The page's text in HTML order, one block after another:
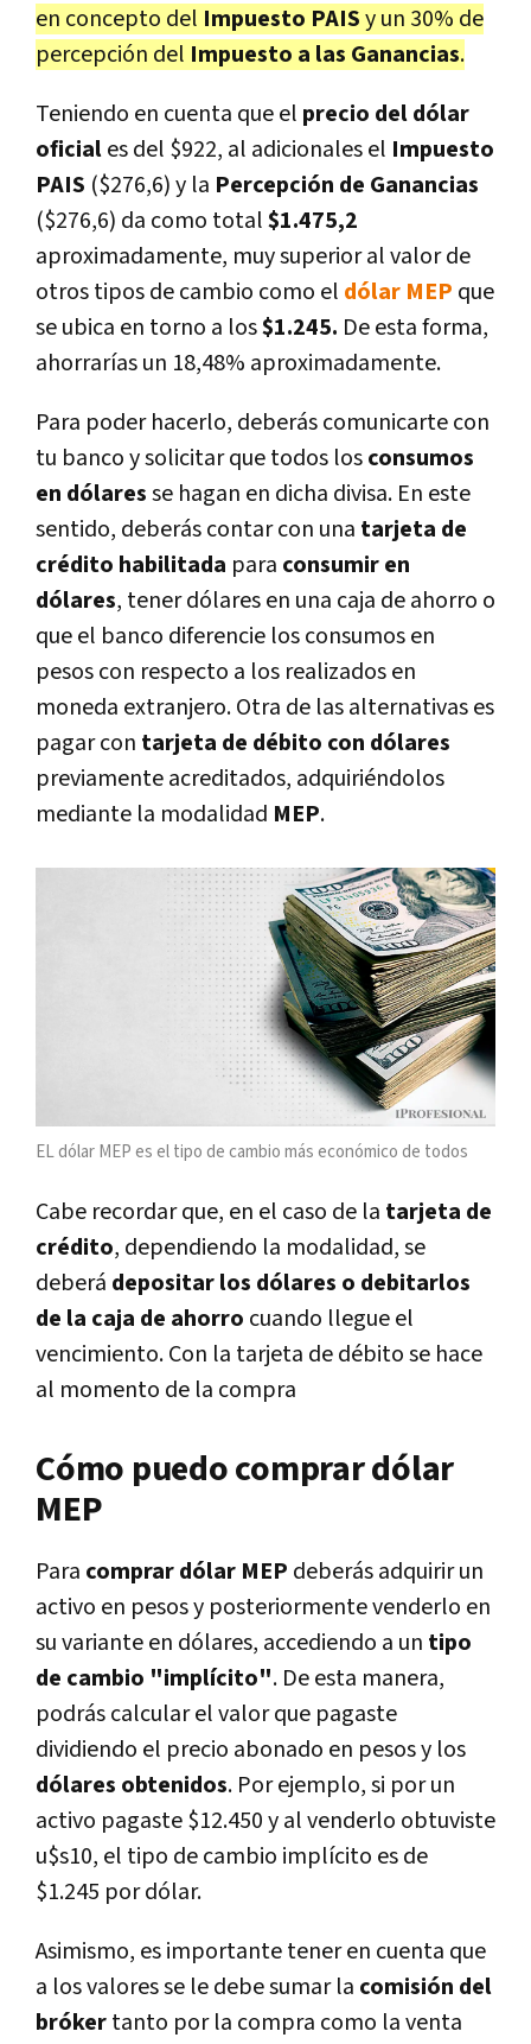
en concepto del Impuesto PAISy un 30% de
percepción del Impuesto a las Ganancias.
Teniendo en cuenta que el precio del dólar
oficiales del $922, al adicionales el Impuesto
PAIS ($276,6) y la Percepción de Ganancias
($276,6) da como total$1.475,2
aproximadamente, muy superior al valor de
otros tipos de cambio como el dólar MEP que
se ubica en torno a los$1.245. De esta forma,
ahorrarías un 18,48% aproximadamente.
Para poder hacerlo, deberás comunicarte con
tu banco y solicitar que todos losconsumos
en dólaresse hagan en dicha divisa. En este
sentido, deberás contar con una tarjeta de
crédito habilitada para consumir en
dólares, tener dólares en una caja de ahorro o
que el banco diferencie los consumos en
pesos con respecto a los realizados en
moneda extranjero. Otra de las alternativas es
pagar con tarjeta de débito con dólares
previamente acreditados, adquiriéndolos
mediante la modalidad MEP.
EL dólar MEP es el tipo de cambio más económico de todos
Cabe recordar que, en el caso de la tarjeta de
crédito, dependiendo la modalidad, se
deberá depositar los dólares o debitarlos
de la caja de ahorro cuando llegue el
vencimiento. Con la tarjeta de débito se hace
al momento de la compra
Cómo puedo comprar dólar
MEP
Para comprar dólar MEP deberás adquirir un
activo en pesos y posteriormente venderlo en
su variante en dólares, accediendo a un tipo
de cambio "implícito". De esta manera,
podrás calcular el valor que pagaste
dividiendo el precio abonado en pesos y los
dólares obtenidos. Por ejemplo, si por un
activo pagaste $12.450 y al venderlo obtuviste
u$s10, el tipo de cambio implícito es de
$1.245 por dólar.
Asimismo, es importante tener en cuenta que
a los valores se le debe sumar la comisión del
brókertanto por la compra como la venta